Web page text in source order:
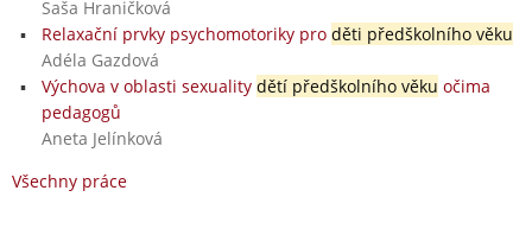
Saša Hraničková
Relaxační prvky psychomotoriky pro děti předškolního věku
Adéla Gazdová
Výchova v oblasti sexuality dětí předškolního věku očima
pedagogů
Aneta Jelínková
Všechny práce